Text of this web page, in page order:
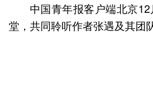
中国青年报客户端北京
堂，共同聆听作者张遇及其团